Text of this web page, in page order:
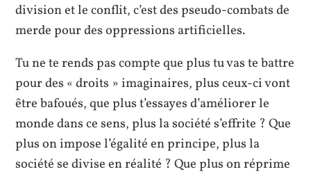
division et le conflit, c’est des pseudo-combats de
merde pour des oppressions artificielles.
Tu ne te rends pas compte que plus tu vas te battre
pour des « droits » imaginaires, plus ceux-ci vont
être bafoués, que plus t’essayes d’améliorer le
monde dans ce sens, plus la société s’effrite ? Que
plus on impose l’égalité en principe, plus la
société se divise en réalité ? Que plus on réprime